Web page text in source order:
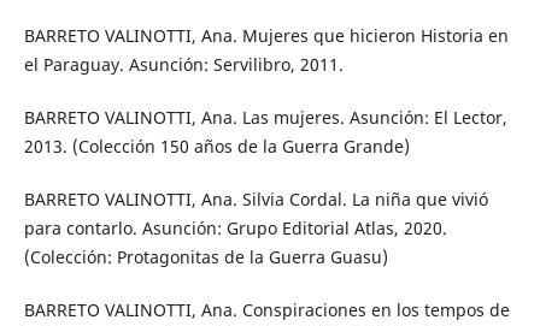
BARRETO VALINOTTI, Ana. Mujeres que hicieron Historia en
el Paraguay. Asunción: Servilibro, 2011.
BARRETO VALINOTTI, Ana. Las mujeres. Asunción: El Lector,
2013. (Colección 150 años de la Guerra Grande)
BARRETO VALINOTTI, Ana. Silvia Cordal. La niña que vivió
para contarlo. Asunción: Grupo Editorial Atlas, 2020.
(Colección: Protagonitas de la Guerra Guasu)
BARRETO VALINOTTI, Ana. Conspiraciones en los tempos de